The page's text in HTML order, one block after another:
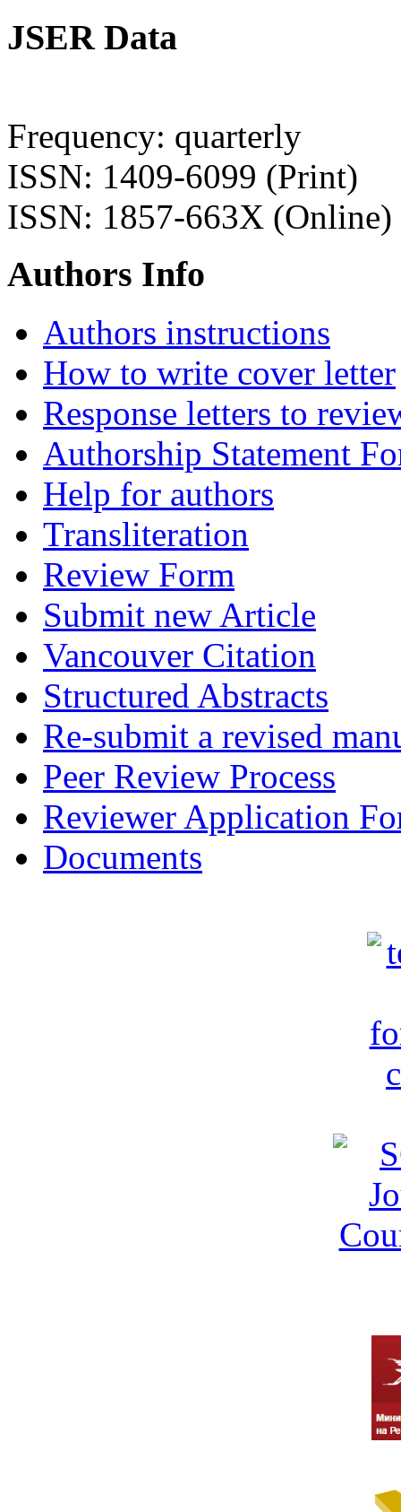
JSER Data
Frequency: quarterly
ISSN: 1409-6099 (Print)
ISSN: 1857-663X (Online)
Authors Info
Authors instructions
How to write cover letter
Response letters to
Authorship Statement
Help for authors
Transliteration
Review Form
Submit new Article
Vancouver Citation
Structured Abstracts
Re-submit a revised
Peer Review Process
Reviewer Application
Documents